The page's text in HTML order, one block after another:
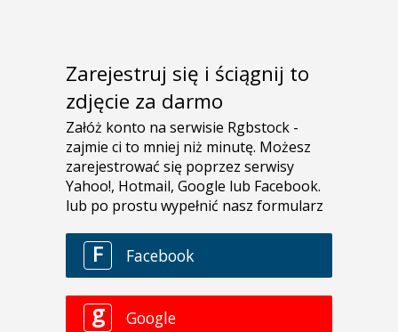
Zarejestruj się i ściągnij to
zdjęcie za darmo